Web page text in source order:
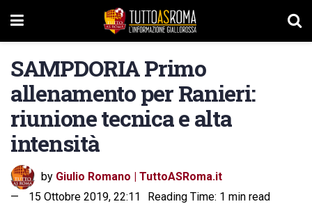
SAMPDORIA Primo
allenamento per Ranieri:
riunione tecnica e alta
intensità
by Giulio Romano | TuttoASRoma.it
15 Ottobre 2019, 22:11
Reading Time: 1 min read